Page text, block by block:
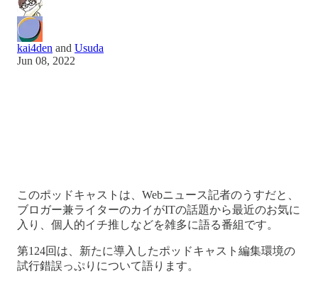
kai4den and Usuda
Jun 08, 2022
このポッドキャストは、Webニュース記者のうすだと、
ブロガー兼ライターのカイがITの話題から最近のお気に
入り、個人的イチ推しなどを雑多に語る番組です。
第124回は、新たに導入したポッドキャスト編集環境の
試行錯誤っぷりについて語ります。